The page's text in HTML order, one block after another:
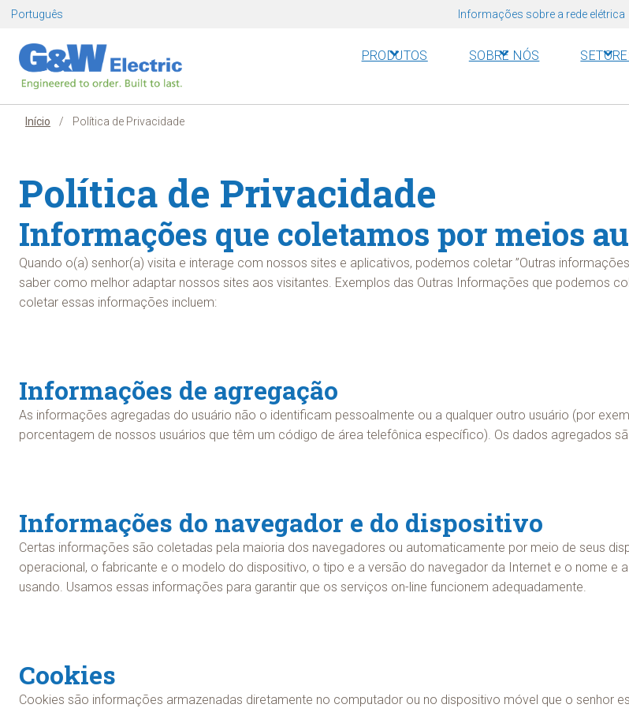
Pular
conteúdo
Português Informações sobre a rede elétrica
PRODUTOS SOBRE NÓS
Início / Política de Privacidade
Política de Privacidade
Informações que coletamos por meios
Quando o(a) senhor(a) visita e interage com nossos sites e aplicativos, podemos coletar ”Outras
saber como melhor adaptar nossos sites aos visitantes. Exemplos das Outras Informações que podemos
coletar essas informações incluem:
Informações de agregação
As informações agregadas do usuário não o identificam pessoalmente ou a qualquer outro usuário (por
porcentagem de nossos usuários que têm um código de área telefônica específico). Os dados agregados
Informações do navegador e do dispositivo
Certas informações são coletadas pela maioria dos navegadores ou automaticamente por meio de seus
operacional, o fabricante e o modelo do dispositivo, o tipo e a versão do navegador da Internet e o nome
usando. Usamos essas informações para garantir que os serviços on-line funcionem adequadamente.
Cookies
Cookies são informações armazenadas diretamente no computador ou no dispositivo móvel que o senhor